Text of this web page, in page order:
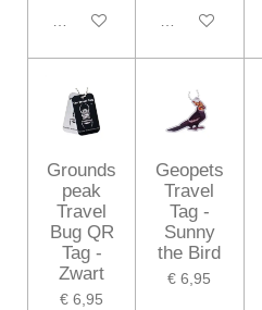
In winkelwagen In winkelwagen
Grounds
peak
Travel
Bug QR
Tag -
Zwart
€ 6,95
Geopets
Travel
Tag -
Sunny
the Bird
€ 6,95